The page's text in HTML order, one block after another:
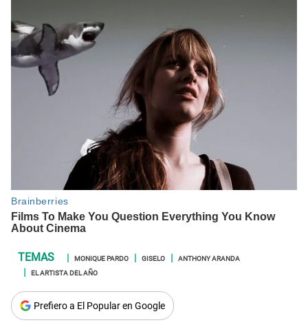
MONIQUE PARDO GISELO
ANTHONY ARANDA
EL ARTISTA DEL AÑO
Prefiero a El Popular en Google